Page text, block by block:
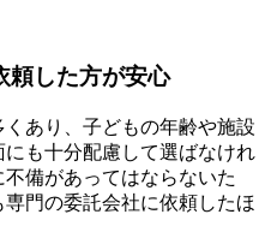
頼した方が安心
あり、子どもの年齢や施設
も十分配慮して選ばなけれ
不備があってはならないた
門の委託会社に依頼したほ